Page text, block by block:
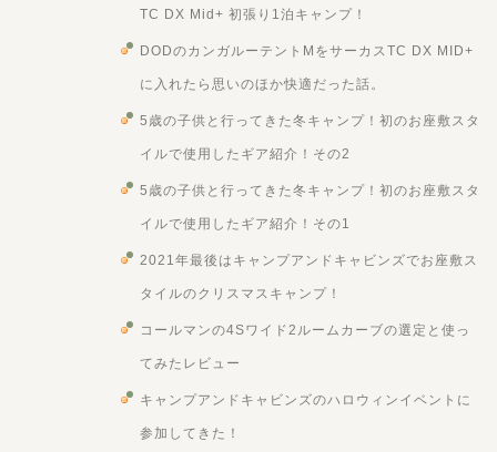
TC DX Mid+ 初張り1泊キャンプ！
DODのカンガルーテントMをサーカスTC DX MID+
に入れたら思いのほか快適だった話。
5歳の子供と行ってきた冬キャンプ！初のお座敷スタ
イルで使用したギア紹介！その2
5歳の子供と行ってきた冬キャンプ！初のお座敷スタ
イルで使用したギア紹介！その1
2021年最後はキャンプアンドキャビンズでお座敷ス
タイルのクリスマスキャンプ！
コールマンの4Sワイド2ルームカーブの選定と使っ
てみたレビュー
キャンプアンドキャビンズのハロウィンイベントに
参加してきた！